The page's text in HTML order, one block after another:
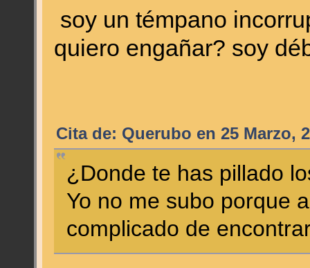
soy un témpano
quiero engañar? soy
Cita de: Querubo en 25 Marzo,
¿Donde te has pillado
Yo no me subo porque
complicado de